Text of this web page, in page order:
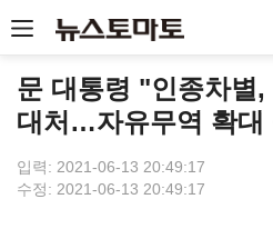
문 대통령 "인종차별,
대처…자유무역 확대
입력: 2021-06-13 20:49:17
수정: 2021-06-13 20:49:17